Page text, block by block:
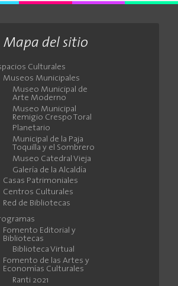
Mapa del sitio
Culturales
Museos Municipales
Museo Municipal de
Arte Moderno
Museo Municipal
Remigio Crespo Toral
Planetario
Municipal de la Paja
Toquilla y el Sombrero
Museo Catedral Vieja
Galería de la Alcaldía
Casas Patrimoniales
Centros Culturales
Red de Bibliotecas
Fomento Editorial y
Bibliotecas
Biblioteca Virtual
Fomento de las Artes y
Economías Culturales
Ranti 2021